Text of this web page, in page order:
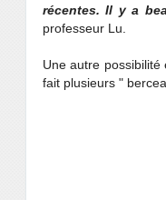
récentes. Il y a
professeur Lu.
Une autre
fait plusieurs "